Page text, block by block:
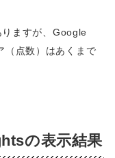
ますが、Google
点数）はあくまで
の表示結果